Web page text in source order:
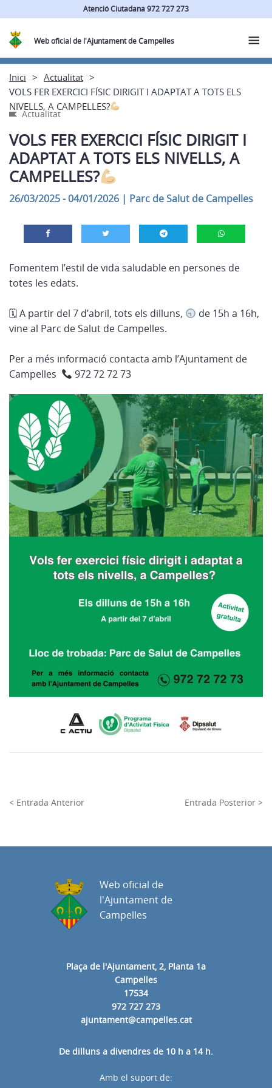
Atenció Ciutadana 972 727 273
Web oficial de l'Ajuntament de Campelles
Inici
Actualitat
VOLS FER EXERCICI FÍSIC DIRIGIT I ADAPTAT A TOTS ELS
NIVELLS, A CAMPELLES?
Actualitat
VOLS FER EXERCICI FÍSIC DIRIGIT I
ADAPTAT A TOTS ELS NIVELLS, A
CAMPELLES?
26/03/2025 - 04/01/2026 | Parc de Salut de Campelles
Fomentem l’estil de vida saludable en persones de
totes les edats.
🗓 A partir del 7 d’abril, tots els dilluns,
de 15h a 16h,
vine al Parc de Salut de Campelles.
Per a més informació contacta amb l’Ajuntament de
Campelles
972 72 72 73
< Entrada Anterior Entrada Posterior >
Plaça de l'Ajuntament, 2, Planta 1a
Campelles
17534
972 727 273
ajuntament@campelles.cat
De dilluns a divendres de 10 h a 14 h.
Web oficial de
l'Ajuntament de
Campelles
Amb el suport de: